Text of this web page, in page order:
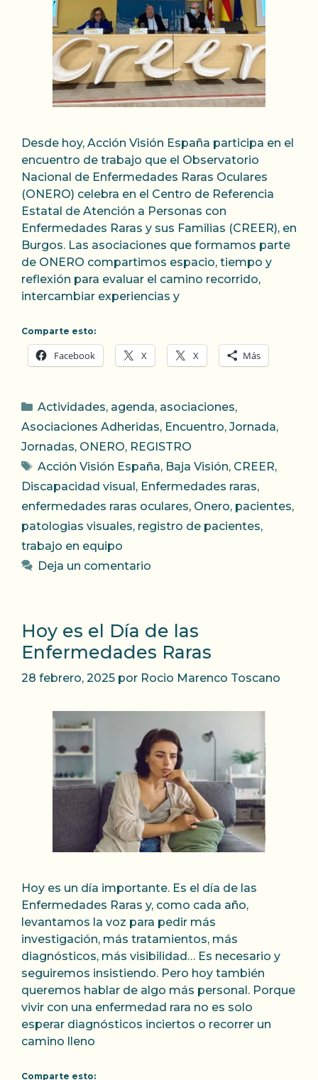
Desde hoy, Acción Visión España participa en el
encuentro de trabajo que el Observatorio
Nacional de Enfermedades Raras Oculares
(ONERO) celebra en el Centro de Referencia
Estatal de Atención a Personas con
Enfermedades Raras y sus Familias (CREER), en
Burgos. Las asociaciones que formamos parte
de ONERO compartimos espacio, tiempo y
reflexión para evaluar el camino recorrido,
intercambiar experiencias y
Comparte esto:
Facebook X X Más
Categorías
Actividades, agenda, asociaciones,
Asociaciones Adheridas, Encuentro, Jornada,
Jornadas, ONERO, REGISTRO
Etiquetas
Acción Visión España, Baja Visión, CREER,
Discapacidad visual , Enfermedades raras,
enfermedades raras oculares, Onero, pacientes,
patologias visuales, registro de pacientes,
trabajo en equipo
Deja un comentario
Hoy es el Día de las
Enfermedades Raras
28 febrero, 2025 por Rocio Marenco Toscano
Hoy es un día importante. Es el día de las
Enfermedades Raras y, como cada año,
levantamos la voz para pedir más
investigación, más tratamientos, más
diagnósticos, más visibilidad… Es necesario y
seguiremos insistiendo. Pero hoy también
queremos hablar de algo más personal. Porque
vivir con una enfermedad rara no es solo
esperar diagnósticos inciertos o recorrer un
camino lleno
Comparte esto: